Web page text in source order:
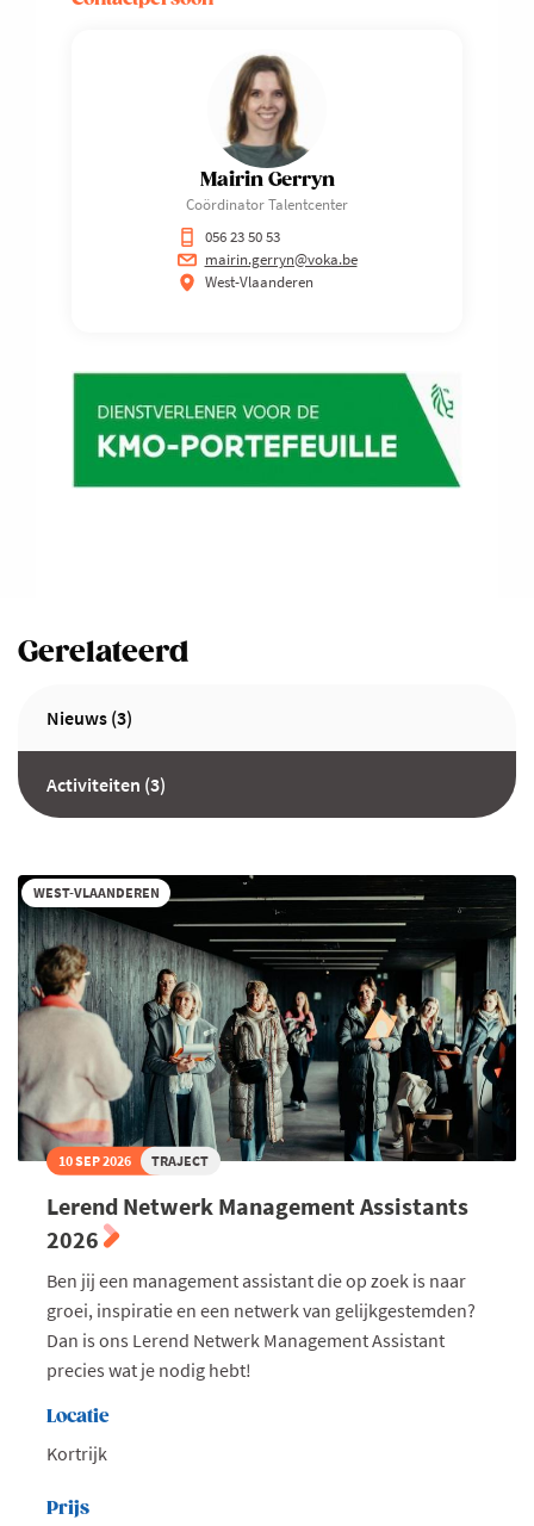
Mairin Gerryn
Coördinator Talentcenter
056 23 50 53
mairin.gerryn@voka.be
West-Vlaanderen
Gerelateerd
Nieuws (3)
Activiteiten (3)
WEST-VLAANDEREN
10 SEP 2026 TRAJECT
Lerend Netwerk Management Assistants
2026
Ben jij een management assistant die op zoek is naar
groei, inspiratie en een netwerk van gelijkgestemden?
Dan is ons Lerend Netwerk Management Assistant
precies wat je nodig hebt!
Locatie
Kortrijk
Prijs